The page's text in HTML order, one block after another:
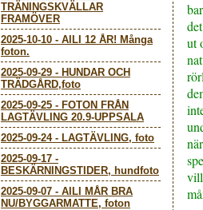
TRÄNINGSKVÄLLAR
FRAMÖVER
2025-10-10 - AILI 12 ÅR! Många
foton.
2025-09-29 - HUNDAR OCH
TRÄDGÅRD,foto
2025-09-25 - FOTON FRÅN
LAGTÄVLING 20.9-UPPSALA
2025-09-24- LAGTÄVLING, foto
2025-09-17 -
BESKÄRNINGSTIDER, hundfoto
2025-09-07 - AILI MÅR BRA
NU/BYGGARMATTE, foton
ut